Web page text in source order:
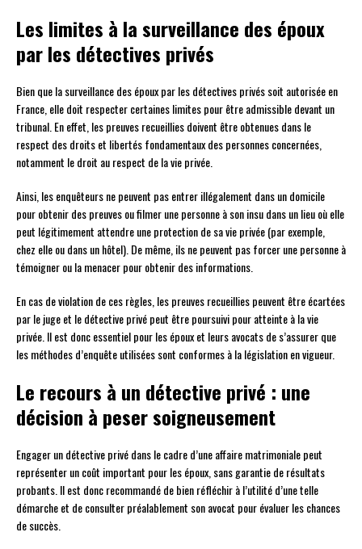
Les limites à la surveillance des époux
par les détectives privés
Bien que la surveillance des époux par les détectives privés soit autorisée en
France, elle doit respecter certaines limites pour être admissible devant un
tribunal. En effet, les preuves recueillies doivent être obtenues dans le
respect des droits et libertés fondamentaux des personnes concernées,
notamment le droit au respect de la vie privée.
Ainsi, les enquêteurs ne peuvent pas entrer illégalement dans un domicile
pour obtenir des preuves ou filmer une personne à son insu dans un lieu où elle
peut légitimement attendre une protection de sa vie privée (par exemple,
chez elle ou dans un hôtel). De même, ils ne peuvent pas forcer une personne à
témoigner ou la menacer pour obtenir des informations.
En cas de violation de ces règles, les preuves recueillies peuvent être écartées
par le juge et le détective privé peut être poursuivi pour atteinte à la vie
privée. Il est donc essentiel pour les époux et leurs avocats de s’assurer que
les méthodes d’enquête utilisées sont conformes à la législation en vigueur.
Le recours à un détective privé : une
décision à peser soigneusement
Engager un détective privé dans le cadre d’une affaire matrimoniale peut
représenter un coût important pour les époux, sans garantie de résultats
probants. Il est donc recommandé de bien réfléchir à l’utilité d’une telle
démarche et de consulter préalablement son avocat pour évaluer les chances
de succès.